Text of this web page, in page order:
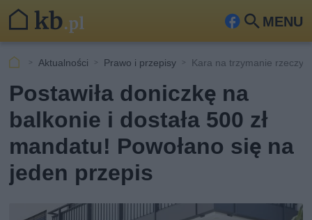
MENU
Fa
ook
Szu
Aktualności Prawo i przepisy Kara na trzymanie rzeczy
Postawiła doniczkę na
balkonie i dostała 500 zł
mandatu! Powołano się na
jeden przepis